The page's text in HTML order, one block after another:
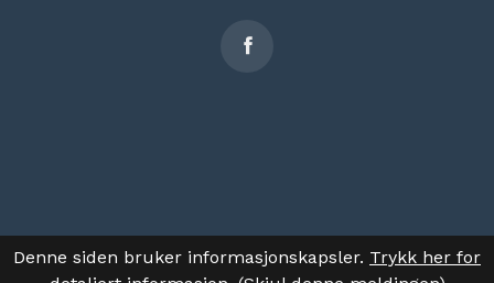
Denne siden bruker informasjonskapsler. Trykk her for